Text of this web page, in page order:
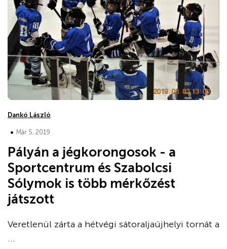
Dankó László
• Már 5, 2019
Pályán a jégkorongosok - a
Sportcentrum és Szabolcsi
Sólymok is több mérkőzést
játszott
Veretlenül zárta a hétvégi sátoraljaújhelyi tornát a
...